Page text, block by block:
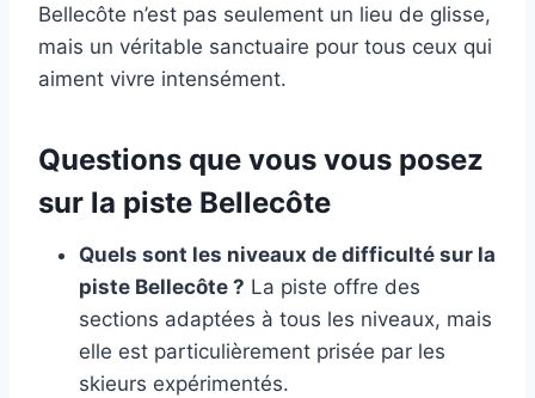
Bellecôte n’est pas seulement un lieu de glisse,
mais un véritable sanctuaire pour tous ceux qui
aiment vivre intensément.
Questions que vous vous posez
sur la piste Bellecôte
Quels sont les niveaux de difficulté sur la
piste Bellecôte ? La piste offre des
sections adaptées à tous les niveaux, mais
elle est particulièrement prisée par les
skieurs expérimentés.